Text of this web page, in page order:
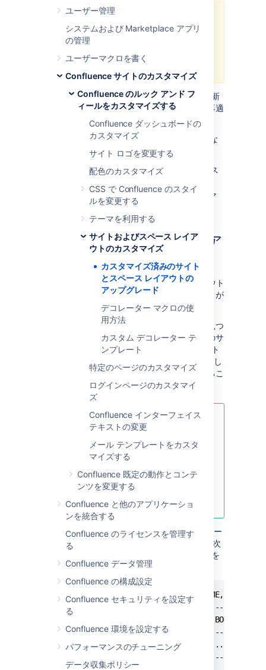
ユーザー管理
システムおよび Marketplace アプリ
の管理
ユーザーマクロを書く
Confluence サイトのカスタマイズ
Confluence のルック アンド フ
ィールをカスタマイズする
Confluence ダッシュボードの
カスタマイズ
サイト ロゴを変更する
配色のカスタマイズ
CSS で Confluence のスタイ
ルを変更する
テーマを利用する
サイトおよびスペース レイア
ウトのカスタマイズ
カスタマイズ済みのサイト
とスペース レイアウトの
アップグレード
デコレーター マクロの使
用方法
カスタム デコレーター テ
ンプレート
特定のページのカスタマイズ
ログインページのカスタマイ
ズ
Confluence インターフェイス
テキストの変更
メール テンプレートをカスタ
マイズする
Confluence 既定の動作とコンテ
ンツを変更する
Confluence と他のアプリケーショ
ンを統合する
Confluence のライセンスを管理す
る
Confluence データ管理
Confluence の構成設定
Confluence セキュリティを設定す
る
Confluence 環境を設定する
パフォーマンスのチューニング
データ収集ポリシー
以前の Confluence バージョンの既
定に基づいたカスタム レイアウト
を使用している場合は、
損したり
優れた新しい機能が失わ
れる
リスクがあります。
Confluence の新しいリリースではそれぞれ、新
しい既定テンプレートに対して行った変更を再適
用してください。
カスタム レイアウトを最適用するために必要な
ものは、次のとおりです。
Confluence の現在のバージョンからカス
カスタマイズを新しいデフォルト レイア
ウトに再適用します。
ステップ 1.カスタム レイア
ウトを取得する
各 Confluence サイトまたはスペース レイアウト
に適用した各カスタマイズの記録を付けることが
そうでない場合、次の方法でカスタマイズを見つ
けることができます。この方法では、すべてのサ
イト レベルおよびスペース レベルのレイアウト
を Confluence サイトから単一出力として抽出し
ます。この出力から、カスタマイズを特定するこ
とができます。
この方法は、次のような場合に便利
です。
スペース レイアウトをカスタマ
イズした多くのスペースがあ
る。
サイトまたはスペース レイアウ
トの個別記録がない。
カスタム レイアウトは、Confluence データベー
ス内のDECORATOR
テーブルに保存されます。次
のような SQL を使用してレイアウトのソースを
SELECT(選択) できます。
mysql> select SPACEKEY,DECORATORNAME,BODY
+----------+---------------------+------+
| SPACEKEY | DECORATORNAME       | BODY |
+----------+---------------------+------+
| NULL     | decorators/main.vmd | ...  |
+----------+---------------------+------+